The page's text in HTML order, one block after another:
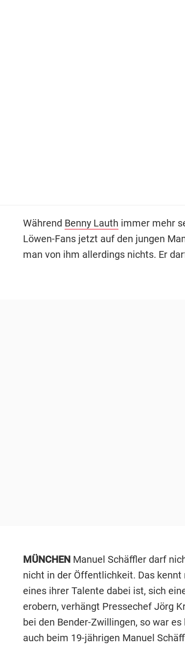
Während Benny Lauth immer mehr
Löwen-Fans jetzt auf den jungen
man von ihm allerdings nichts. Er
MÜNCHENManuel Schäffler darf
nicht in der Öffentlichkeit. Das
eines ihrer Talente dabei ist, sich
erobern, verhängt Pressechef Jörg
bei den Bender-Zwillingen, so war
auch beim 19-jährigen Manuel